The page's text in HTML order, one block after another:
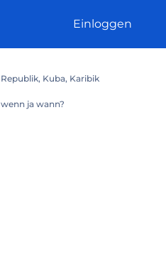
Einloggen
Kuba, Karibik
ja wann?